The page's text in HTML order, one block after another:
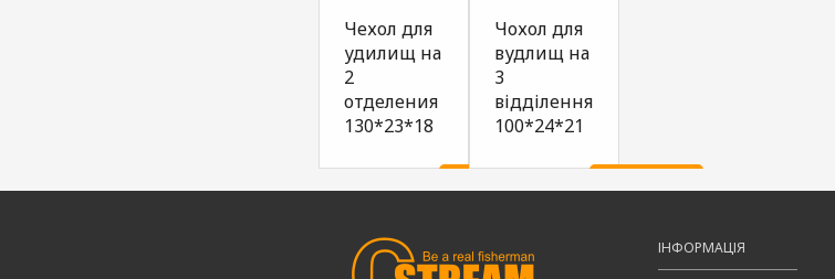
Чехол для
удилищ на
2
отделения
130*23*18
₴531,00 Купити
Чохол для
вудлищ на
3
відділення
100*24*21
₴697,00 Купити
ІНФОРМАЦІЯ